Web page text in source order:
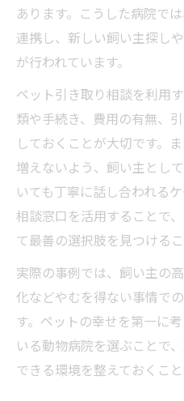
あります。こうした病院で
連携し、新しい飼い主探し
が行われています。
ペット引き取り相談を利用
類や手続き、費用の有無、
しておくことが大切です。
増えないよう、飼い主とし
いても丁寧に話し合われる
相談窓口を活用することで
て最善の選択肢を見つけるこ
実際の事例では、飼い主の
化などやむを得ない事情で
す。ペットの幸せを第一に
いる動物病院を選ぶことで
できる環境を整えておくこと